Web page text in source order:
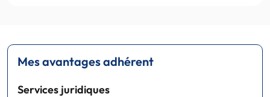
Mes avantages adhérent
Services juridiques